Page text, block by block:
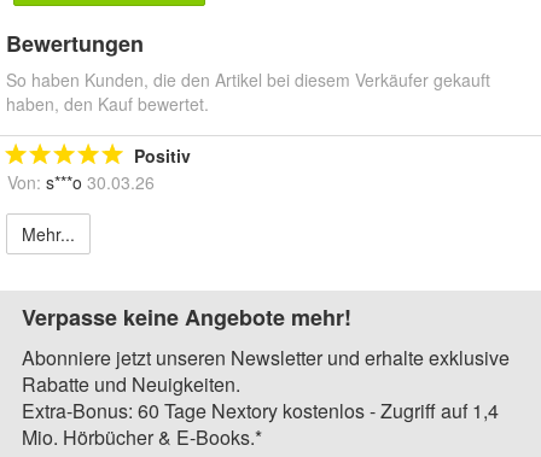
Bewertungen
So haben Kunden, die den Artikel bei diesem Verkäufer gekauft
haben, den Kauf bewertet.
Positiv
Von: s***o 30.03.26
Mehr...
Verpasse keine Angebote mehr!
Abonniere jetzt unseren Newsletter und erhalte exklusive
Rabatte und Neuigkeiten.
Extra-Bonus: 60 Tage Nextory kostenlos - Zugriff auf 1,4
Mio. Hörbücher & E-Books.*